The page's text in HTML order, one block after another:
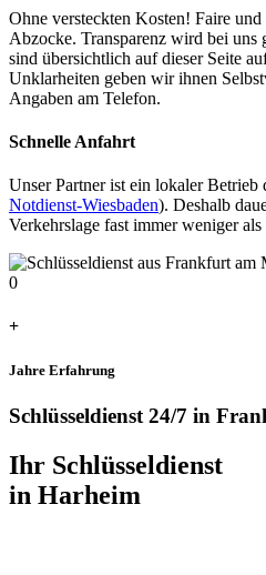
Ohne versteckten Kosten! Faire und
Abzocke. Transparenz wird bei uns
sind übersichtlich auf dieser Seite
Unklarheiten geben wir ihnen
Angaben am Telefon.
Schnelle Anfahrt
Unser Partner ist ein lokaler
Notdienst-Wiesbaden). Deshalb
Verkehrslage fast immer weniger
0
+
Jahre Erfahrung
Schlüsseldienst 24/7 in
Ihr Schlüsseldienst
in Harheim